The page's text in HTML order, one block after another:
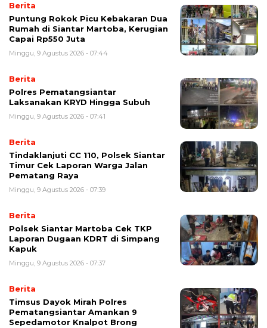
Berita
Puntung Rokok Picu Kebakaran Dua
Rumah di Siantar Martoba, Kerugian
Capai Rp550 Juta
Minggu, 9 Agustus 2026 - 07:44
Berita
Polres Pematangsiantar
Laksanakan KRYD Hingga Subuh
Minggu, 9 Agustus 2026 - 07:41
Berita
Tindaklanjuti CC 110, Polsek Siantar
Timur Cek Laporan Warga Jalan
Pematang Raya
Minggu, 9 Agustus 2026 - 07:39
Berita
Polsek Siantar Martoba Cek TKP
Laporan Dugaan KDRT di Simpang
Kapuk
Minggu, 9 Agustus 2026 - 07:37
Berita
Timsus Dayok Mirah Polres
Pematangsiantar Amankan 9
Sepedamotor Knalpot Brong